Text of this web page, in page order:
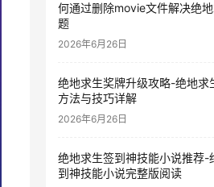
何通过删除movie文件解决绝
题
2026年6月26日
绝地求生奖牌升级攻略-绝地求
方法与技巧详解
2026年6月26日
绝地求生签到神技能小说推荐-
到神技能小说完整版阅读